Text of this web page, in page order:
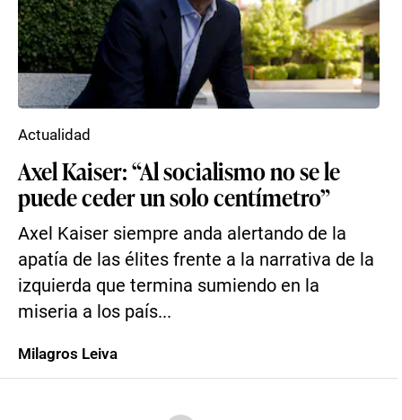
Axel Kaiser: “Al socialismo no se le
puede ceder un solo centímetro”
Axel Kaiser siempre anda alertando de la
apatía de las élites frente a la narrativa de la
izquierda que termina sumiendo en la
miseria a los país...
Actualidad
Milagros Leiva